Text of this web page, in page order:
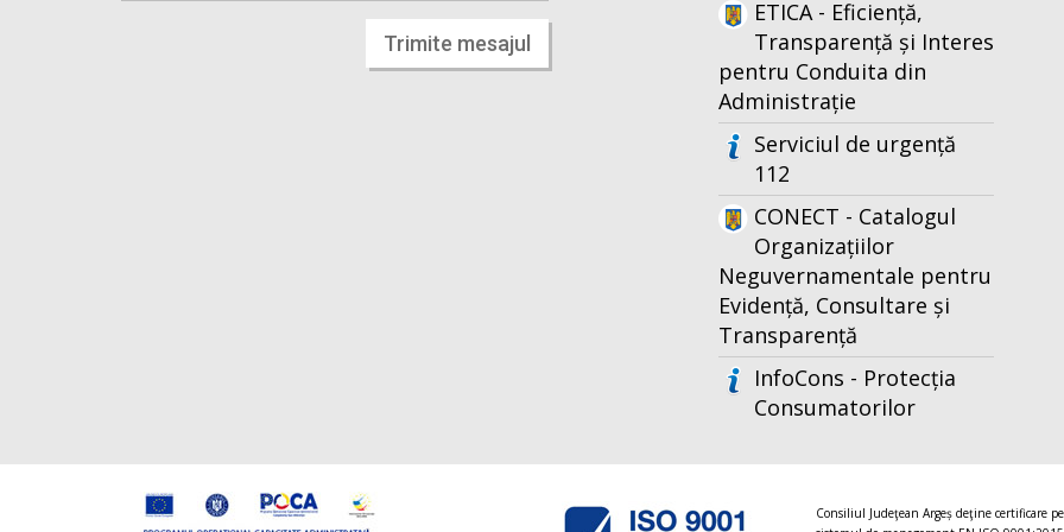
Trimite mesajul
ETICA - Eficiență,
Transparență și Interes
pentru Conduita din
Administrație
Serviciul de urgență
112
CONECT - Catalogul
Organizațiilor
Neguvernamentale pentru
Evidență, Consultare și
Transparență
InfoCons - Protecția
Consumatorilor
Consiliul Judeţean Argeș deţine certificare